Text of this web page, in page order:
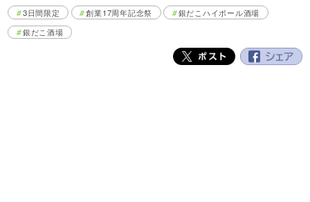
3日間限定 創業17周年記念祭
銀だこハイボール酒場
銀だこ酒場